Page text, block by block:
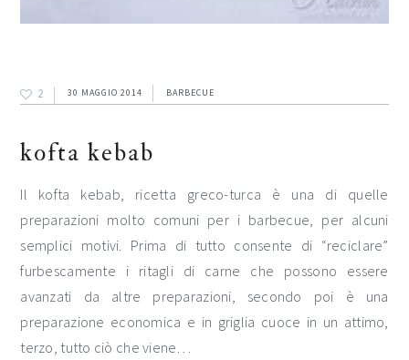
2 30 MAGGIO 2014 BARBECUE
kofta kebab
Il kofta kebab, ricetta greco-turca è una di quelle
preparazioni molto comuni per i barbecue, per alcuni
semplici motivi. Prima di tutto consente di “reciclare”
furbescamente i ritagli di carne che possono essere
avanzati da altre preparazioni, secondo poi è una
preparazione economica e in griglia cuoce in un attimo,
terzo, tutto ciò che viene…